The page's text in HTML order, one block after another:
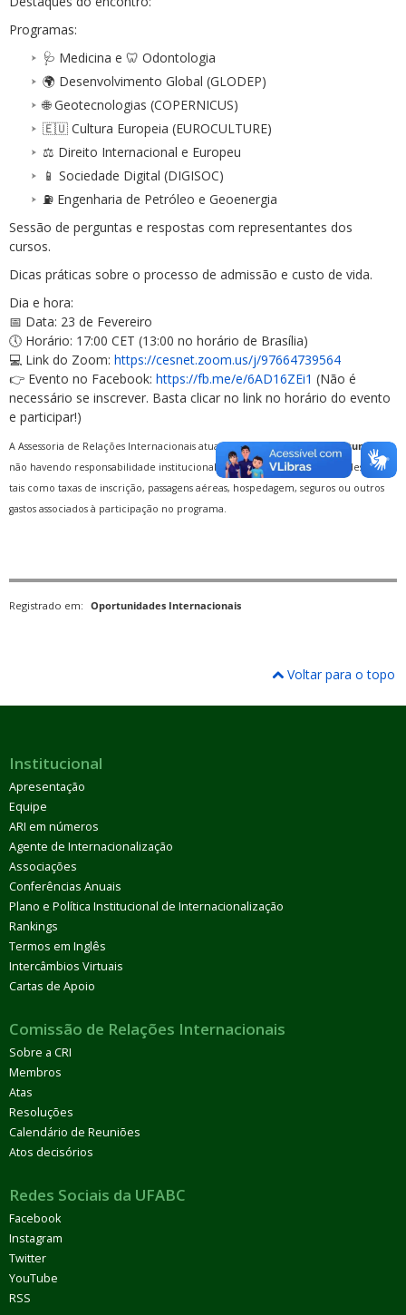
Programas:
🩺 Medicina e 🦷 Odontologia
🌍 Desenvolvimento Global (GLODEP)
🌐 Geotecnologias (COPERNICUS)
🇪🇺 Cultura Europeia (EUROCULTURE)
⚖️ Direito Internacional e Europeu
📱 Sociedade Digital (DIGISOC)
⛽ Engenharia de Petróleo e Geoenergia
Sessão de perguntas e respostas com representantes dos
cursos.
Dicas práticas sobre o processo de admissão e custo de vida.
Dia e hora:
📅 Data: 23 de Fevereiro
🕔 Horário: 17:00 CET (13:00 no horário de Brasília)
💻 Link do Zoom: https://cesnet.zoom.us/j/97664739564
👉 Evento no Facebook: https://fb.me/e/6AD16ZEi1 (Não é
necessário se inscrever. Basta clicar no link no horário do evento
e participar!)
A Assessoria de Relações Internacionais atua na divulgação desta oportunidade,
não havendo responsabilidade institucional pelo custeio de quaisquer despesas,
tais como taxas de inscrição, passagens aéreas, hospedagem, seguros ou outros
gastos associados à participação no programa.
Registrado em: Oportunidades Internacionais
Voltar para o topo
Institucional
Apresentação
Equipe
ARI em números
Agente de Internacionalização
Associações
Conferências Anuais
Plano e Política Institucional de Internacionalização
Rankings
Termos em Inglês
Intercâmbios Virtuais
Cartas de Apoio
Comissão de Relações Internacionais
Sobre a CRI
Membros
Atas
Resoluções
Calendário de Reuniões
Atos decisórios
Redes Sociais da UFABC
Facebook
Instagram
Twitter
YouTube
RSS